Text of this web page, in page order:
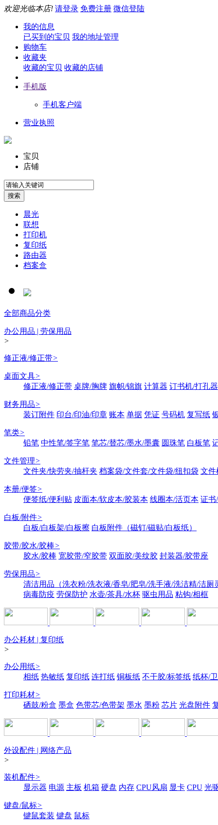
欢迎光临本店! 请登录 免费注册 微信登陆
我的信息
已买到的宝贝 我的地址管理
购物车
收藏夹
收藏的宝贝 收藏的店铺
手机版
手机客户端
营业执照
宝贝
店铺
晨光
联想
打印机
复印纸
路由器
档案盒
全部商品分类
办公用品 | 劳保用品
>
修正液/修正带>
桌面文具>
修正液/修正带 桌牌/胸牌 旗帜/锦旗 计算器 订书机/打孔器
财务用品>
装订附件 印台/印油/印章 账本 单据 凭证 号码机 复写纸
笔类>
铅笔 中性笔/签字笔 笔芯/替芯/墨水/墨囊 圆珠笔 白板笔
文件管理>
文件夹/快劳夹/抽杆夹 档案袋/文件套/文件袋/纽扣袋 文件
本册/便签>
便签纸/便利贴 皮面本/软皮本/胶装本 线圈本/活页本 证书
白板/附件>
白板/白板架/白板擦 白板附件（磁钉/磁贴/白板纸）
胶带/胶水/胶棒>
胶水/胶棒 宽胶带/窄胶带 双面胶/美纹胶 封装器/胶带座
劳保用品>
清洁用品（洗衣粉/洗衣液/香皂/肥皂/洗手液/洗洁精/洁厕
病毒防疫 劳保防护 水壶/茶具/水杯 驱虫用品 粘钩/相框
办公耗材 | 复印纸
>
办公用纸>
相纸 热敏纸 复印纸 连打纸 铜板纸 不干胶/标签纸 纸杯/
打印耗材>
硒鼓/粉盒 墨盒 色带芯/色带架 墨水 墨粉 芯片 光盘附件
外设配件 | 网络产品
>
装机配件>
显示器 电源 主板 机箱 硬盘 内存 CPU风扇 显卡 CPU 光
键盘/鼠标>
键鼠套装 键盘 鼠标